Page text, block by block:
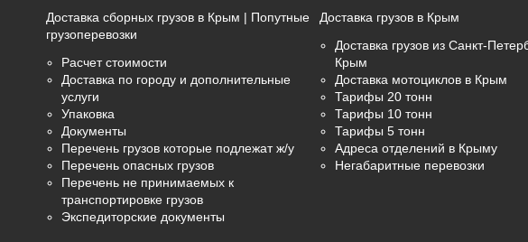
Доставка сборных грузов в Крым | Попутные
грузоперевозки
Расчет стоимости
Доставка по городу и дополнительные
услуги
Упаковка
Документы
Перечень грузов которые подлежат ж/у
Перечень опасных грузов
Перечень не принимаемых к
транспортировке грузов
Экспедиторские документы
Доставка грузов в Крым
Доставка грузов из Санкт-
Крым
Доставка мотоциклов в Крым
Тарифы 20 тонн
Тарифы 10 тонн
Тарифы 5 тонн
Адреса отделений в Крыму
Негабаритные перевозки